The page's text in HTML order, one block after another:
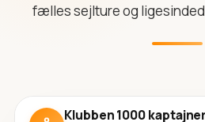
fælles sejlture og
Klubben 1000 kaptajner